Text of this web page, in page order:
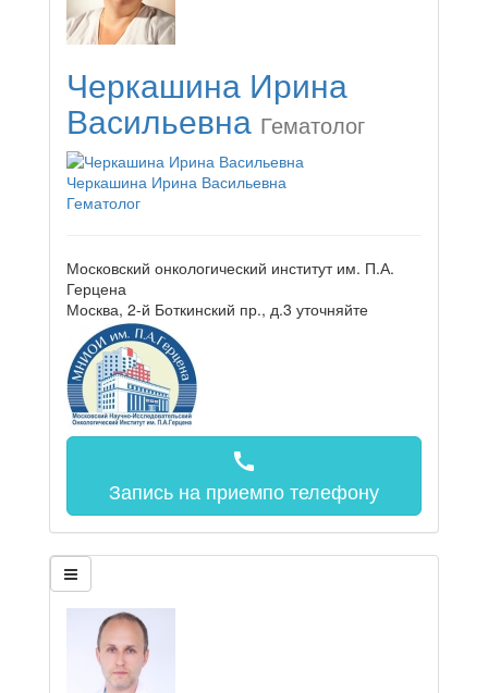
Черкашина Ирина
Васильевна Гематолог
Черкашина Ирина Васильевна
Гематолог
Московский онкологический институт им. П.А.
Герцена
Москва, 2-й Боткинский пр., д.3 уточняйте
call
Запись на приемпо телефону